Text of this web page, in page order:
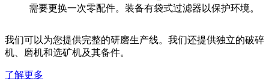
需要更换一次零配件。装备有袋式过滤器以保护环境。
我们可以为您提供完整的研磨生产线。我们还提供独立的破碎
机、磨机和选矿机及其备件。
了解更多